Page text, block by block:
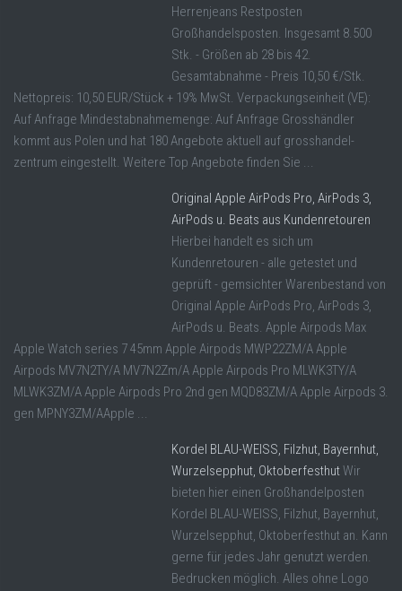
Herrenjeans Restposten
Großhandelsposten. Insgesamt 8.500
Stk. - Größen ab 28 bis 42.
Gesamtabnahme - Preis 10,50 €/Stk.
Nettopreis: 10,50 EUR/Stück + 19% MwSt. Verpackungseinheit (VE):
Auf Anfrage Mindestabnahmemenge: Auf Anfrage Grosshändler
kommt aus Polen und hat 180 Angebote aktuell auf grosshandel-
zentrum eingestellt. Weitere Top Angebote finden Sie ...
Original Apple AirPods Pro, AirPods 3,
AirPods u. Beats aus Kundenretouren
Hierbei handelt es sich um
Kundenretouren - alle getestet und
geprüft - gemsichter Warenbestand von
Original Apple AirPods Pro, AirPods 3,
AirPods u. Beats. Apple Airpods Max
Apple Watch series 7 45mm Apple Airpods MWP22ZM/A Apple
Airpods MV7N2TY/A MV7N2Zm/A Apple Airpods Pro MLWK3TY/A
MLWK3ZM/A Apple Airpods Pro 2nd gen MQD83ZM/A Apple Airpods 3.
gen MPNY3ZM/AApple ...
Kordel BLAU-WEISS, Filzhut, Bayernhut,
Wurzelsepphut, OktoberfesthutWir
bieten hier einen Großhandelposten
Kordel BLAU-WEISS, Filzhut, Bayernhut,
Wurzelsepphut, Oktoberfesthut an. Kann
gerne für jedes Jahr genutzt werden.
Bedrucken möglich. Alles ohne Logo